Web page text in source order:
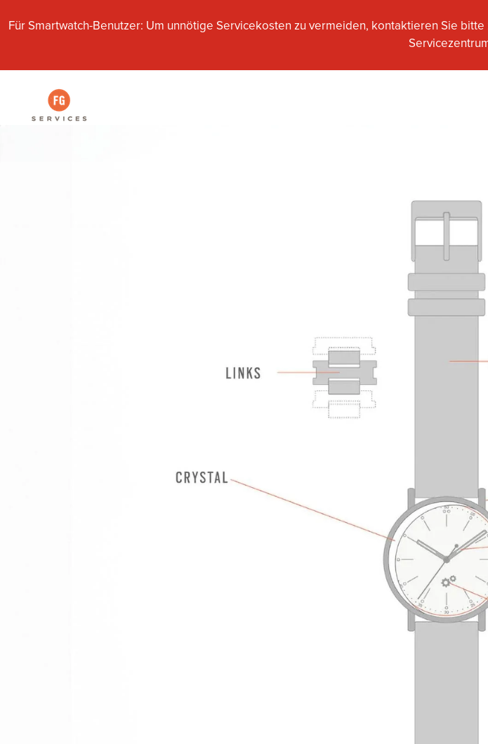
Für Smartwatch-Benutzer: Um unnötige Servicekosten zu vermeiden, kontaktieren Sie bitte